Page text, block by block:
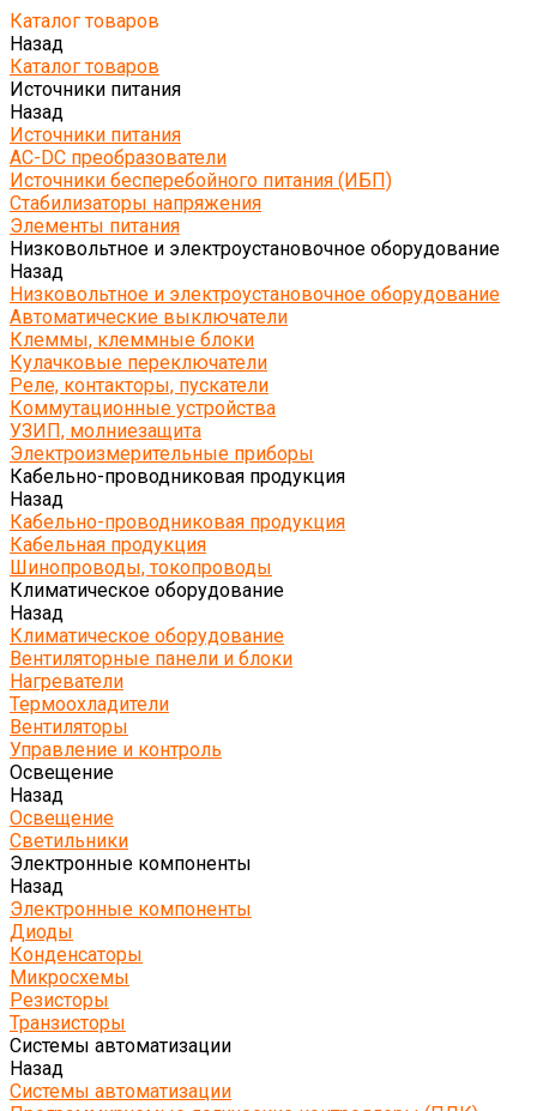
Каталог товаров
Назад
Каталог товаров
Источники питания
Назад
Источники питания
AC-DC преобразователи
Источники бесперебойного питания (ИБП)
Стабилизаторы напряжения
Элементы питания
Низковольтное и электроустановочное оборудование
Назад
Низковольтное и электроустановочное оборудование
Автоматические выключатели
Клеммы, клеммные блоки
Кулачковые переключатели
Реле, контакторы, пускатели
Коммутационные устройства
УЗИП, молниезащита
Электроизмерительные приборы
Кабельно-проводниковая продукция
Назад
Кабельно-проводниковая продукция
Кабельная продукция
Шинопроводы, токопроводы
Климатическое оборудование
Назад
Климатическое оборудование
Вентиляторные панели и блоки
Нагреватели
Термоохладители
Вентиляторы
Управление и контроль
Освещение
Назад
Освещение
Светильники
Электронные компоненты
Назад
Электронные компоненты
Диоды
Конденсаторы
Микросхемы
Резисторы
Транзисторы
Системы автоматизации
Назад
Системы автоматизации